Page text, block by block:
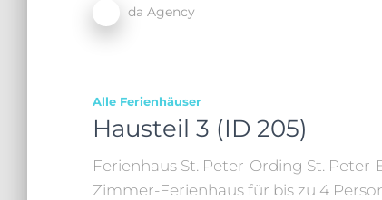
da Agency
Alle Ferienhäuser
Hausteil 3 (ID 205)
Ferienhaus St. Peter-Ording St.
Zimmer-Ferienhaus für bis zu 4